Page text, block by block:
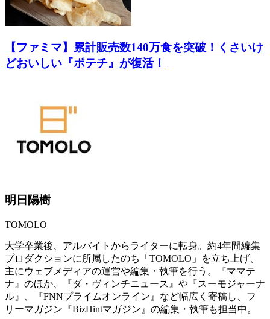
【ファミマ】累計販売数140万食を突破！くさいけ
どおいしい『ポテチ』が復活！
明日陽樹
TOMOLO
大学卒業後、アルバイトからライターに転身。約4年間編集
プロダクションに所属したのち「TOMOLO」を立ち上げ、
主にウェブメディアの運営や編集・執筆を行う。『ママテ
ナ』のほか、『ダ・ヴィンチニュース』や『スーモジャーナ
ル』、『FNNプライムオンライン』など幅広く寄稿し、フ
リーマガジン『BizHintマガジン』の編集・執筆も担当中。